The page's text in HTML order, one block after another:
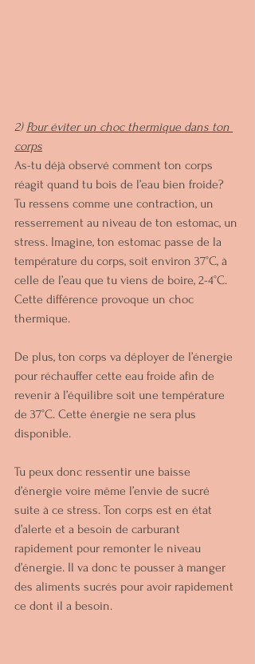
2) Pour éviter un choc thermique dans ton
corps
As-tu déjà observé comment ton corps
réagit quand tu bois de l’eau bien froide?
Tu ressens comme une contraction, un
resserrement au niveau de ton estomac, un
stress. Imagine, ton estomac passe de la
température du corps, soit environ 37°C, à
celle de l’eau que tu viens de boire, 2-4°C.
Cette différence provoque un choc
thermique.
De plus, ton corps va déployer de l’énergie
pour réchauffer cette eau froide afin de
revenir à l’équilibre soit une température
de 37°C. Cette énergie ne sera plus
disponible.
Tu peux donc ressentir une baisse
d’énergie voire même l’envie de sucré
suite à ce stress. Ton corps est en état
d’alerte et a besoin de carburant
rapidement pour remonter le niveau
d’énergie. Il va donc te pousser à manger
des aliments sucrés pour avoir rapidement
ce dont il a besoin.